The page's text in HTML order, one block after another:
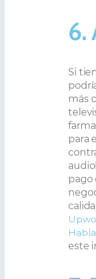
6.
Si
más
para
pago
este